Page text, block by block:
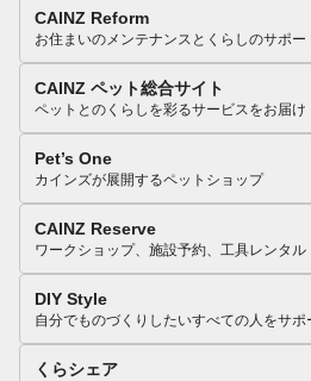
CAINZ Reform
お住まいのメンテナンスとくらしのサポー
CAINZ ペット総合サイト
ペットとのくらしを彩るサービスをお届け
Pet’s One
カインズが展開するペットショップ
CAINZ Reserve
ワークショップ、施設予約、工具レンタル
DIY Style
自分でものづくりしたいすべての人をサポ
くらシェア